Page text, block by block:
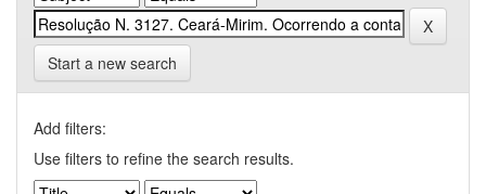
Start a new search
Add filters:
Use filters to refine the search results.